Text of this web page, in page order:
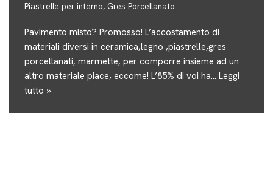
Piastrelle per interno, Gres Porcellanato
Pavimento misto? Promosso! L’accostamento di
materiali diversi in ceramica,legno ,piastrelle,gres
porcellanati, marmette, per comporre insieme ad un
altro materiale piace, eccome! L’85% di voi ha… Leggi
tutto »